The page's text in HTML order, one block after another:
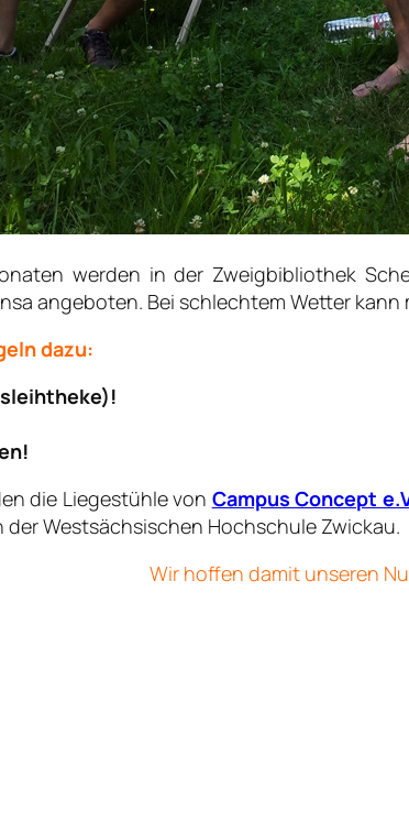
werden in der Zweigbibliothek
angeboten. Bei schlechtem Wetter
dazu:
die Liegestühle von Campus Concept
derWestsächsischen Hochschule Zwickau.
Wir hoffen damit unseren